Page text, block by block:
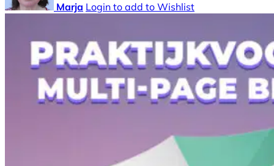
Marja Login to add to Wishlist